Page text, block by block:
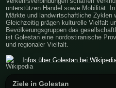
unterstützen Handel sowie Mobilität.
Märkte und landwirtschaftliche Zyklen
Gleichzeitig prägen kulturelle Vielfalt
Bevölkerungsgruppen das
ist Golestan eine nordostiranische
und regionaler Vielfalt.
Infos über Golestan bei
Ziele in Golestan